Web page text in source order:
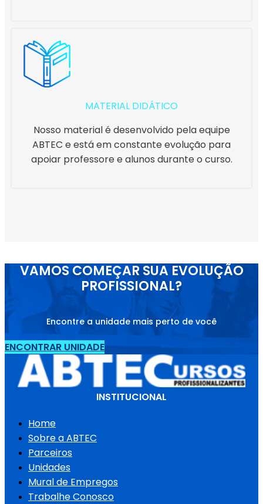
MATERIAL DIDÁTICO
Nosso material é desenvolvido pela equipe
ABTEC e está em constante evolução para
apoiar professore e alunos durante o curso.
VAMOS COMEÇAR SUA EVOLUÇÃO
PROFISSIONAL?
Encontre a unidade mais perto de você
ENCONTRAR UNIDADE
INSTITUCIONAL
Home
Sobre a ABTEC
Parceiros
Unidades
Mural de Empregos
Trabalhe Conosco